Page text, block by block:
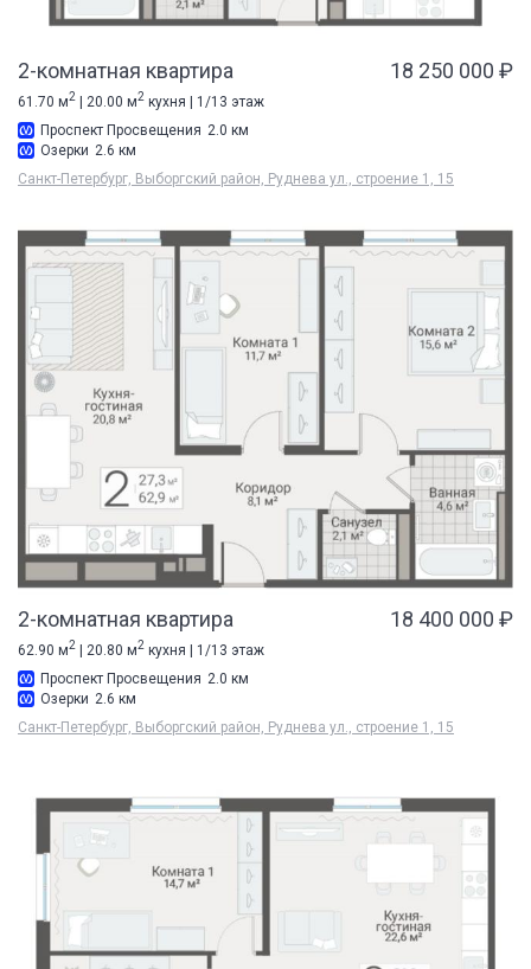
2-комнатная квартира 18 250 000 ₽
61.70 м2 | 20.00 м2 кухня | 1/13 этаж
Проспект Просвещения 2.0 км
Озерки 2.6 км
Санкт-Петербург, Выборгский район, Руднева ул., строение 1, 15
2-комнатная квартира 18 400 000 ₽
62.90 м2 | 20.80 м2 кухня | 1/13 этаж
Проспект Просвещения 2.0 км
Озерки 2.6 км
Санкт-Петербург, Выборгский район, Руднева ул., строение 1, 15